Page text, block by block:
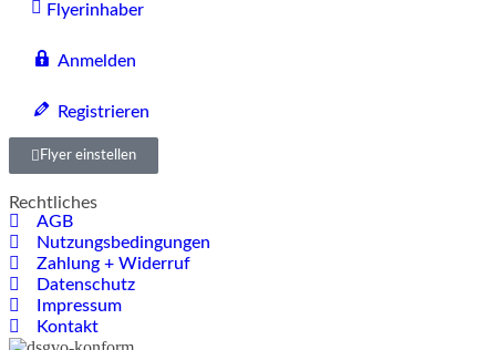
Flyerinhaber
Anmelden
Registrieren
Flyer einstellen
Rechtliches
AGB
Nutzungsbedingungen
Zahlung + Widerruf
Datenschutz
Impressum
Kontakt